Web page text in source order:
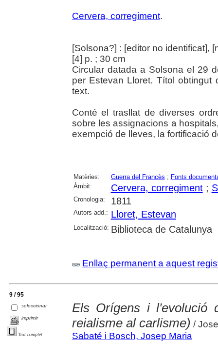
Cervera, corregiment.
[Solsona?] : [editor no identificat],
[4] p. ; 30 cm
Circular datada a Solsona el 29
per Estevan Lloret. Títol
text.
Conté el trasllat de diverses
sobre les assignacions a
exempció de lleves, la fortificació
Matèries: Guerra del Francès ; Fonts
Àmbit:
Cervera, corregiment;
Cronologia: 1811
Autors add.: Lloret, Estevan
Localització: Biblioteca de Catalunya
Enllaç permanent a aquest
9 / 95
seleccionar
imprimir
Text complet
Els Orígens i l'evolució
reialisme al carlisme) /
Sabaté i Bosch, Josep Maria